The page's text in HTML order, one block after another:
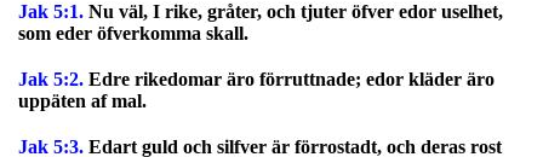
Jak 5:1. Nu väl, I rike, gråter, och tjuter öfver edor uselhet,
som eder öfverkomma skall.
Jak 5:2. Edre rikedomar äro förruttnade; edor kläder äro
uppäten af mal.
Jak 5:3. Edart guld och silfver är förrostadt, och deras rost